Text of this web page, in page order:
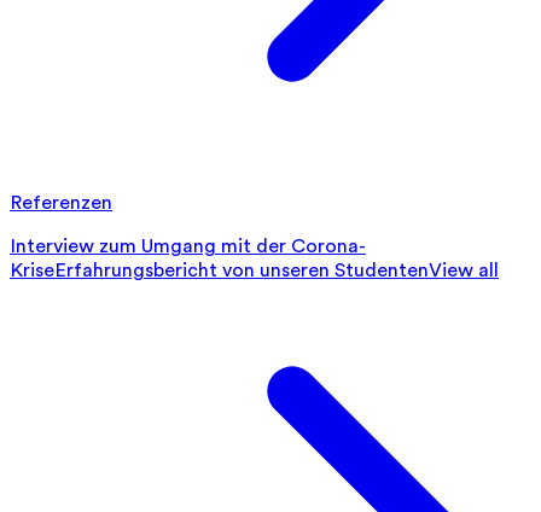
Referenzen
Interview zum Umgang mit der Corona-
KriseErfahrungsbericht von unseren StudentenView all